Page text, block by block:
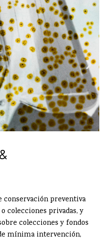
conservación preventiva
colecciones privadas, y
colecciones y fondos
mínima intervención,